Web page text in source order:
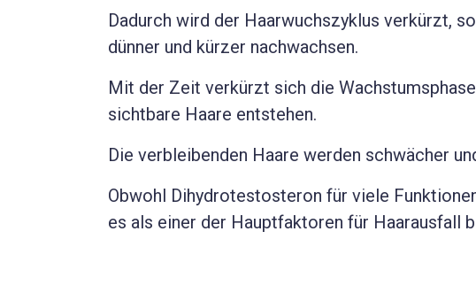
Dadurch wird der Haarwuchszyklus verkürzt,
dünner und kürzer nachwachsen.
Mit der Zeit verkürzt sich die
sichtbare Haare entstehen.
Die verbleibenden Haare werden schwächer
Obwohl Dihydrotestosteron für viele
es als einer der Hauptfaktoren für Haarausfall